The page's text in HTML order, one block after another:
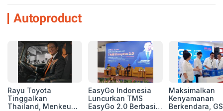
Autoproduct
Rayu Toyota
Tinggalkan
Thailand, Menkeu
EasyGo Indonesia
Luncurkan TMS
EasyGo 2.0 Berbasis
Maksimalkan
Kenyamanan
Berkendara,